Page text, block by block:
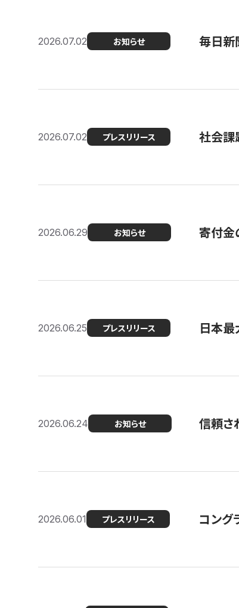
2026.07.02 お知らせ 毎日新
2026.07.02 プレスリリース 社会課
2026.06.29 お知らせ 寄付金
2026.06.25 プレスリリース 日本
2026.06.24 お知らせ 信頼さ
2026.06.01 プレスリリース コング